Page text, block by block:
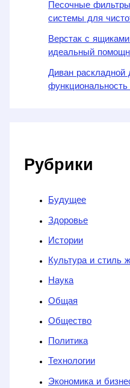
Песочные
системы для
Верстак с
идеальный
Диван раскладной
Рубрики
Будущее
Здоровье
Истории
Культура и стиль
Наука
Общая
Общество
Политика
Технологии
Экономика и